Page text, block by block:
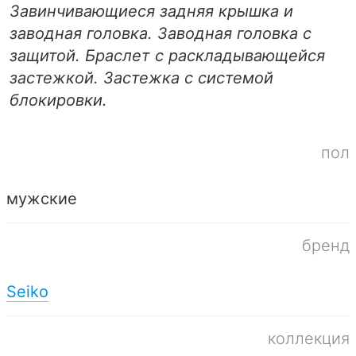
Завинчивающиеся задняя крышка и
заводная головка. Заводная головка с
защитой. Браслет с раскладывающейся
застежкой. Застежка с системой
блокировки.
пол
мужские
бренд
Seiko
коллекция